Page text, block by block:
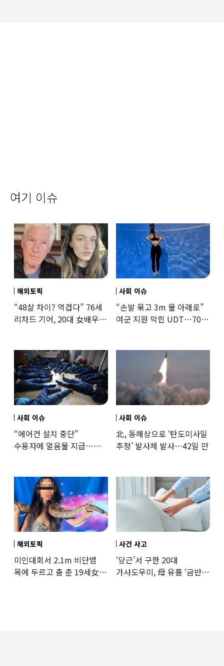
여기 이슈
해외토픽
“48살 차이? 역겹다” 76세
리차드 기어, 20대 女배우와
사회 이슈
“손발 묶고 3m 물 아래로”
여군 지원 막힌 UDT…707
사회 이슈
“에어컨 설치 중단”
수용자에 얼음물 지급…
사회 이슈
北, 동해상으로 ‘탄도미사일
추정’ 발사체 발사…42일 만
해외토픽
미인대회서 2.1m 비단뱀
목에 두르고 춤 춘 19세女
사건 사고
‘당근’서 구한 20대
가사도우미, 母 유품 ‘금반지